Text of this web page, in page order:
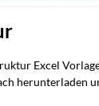
Excel
herunterladen